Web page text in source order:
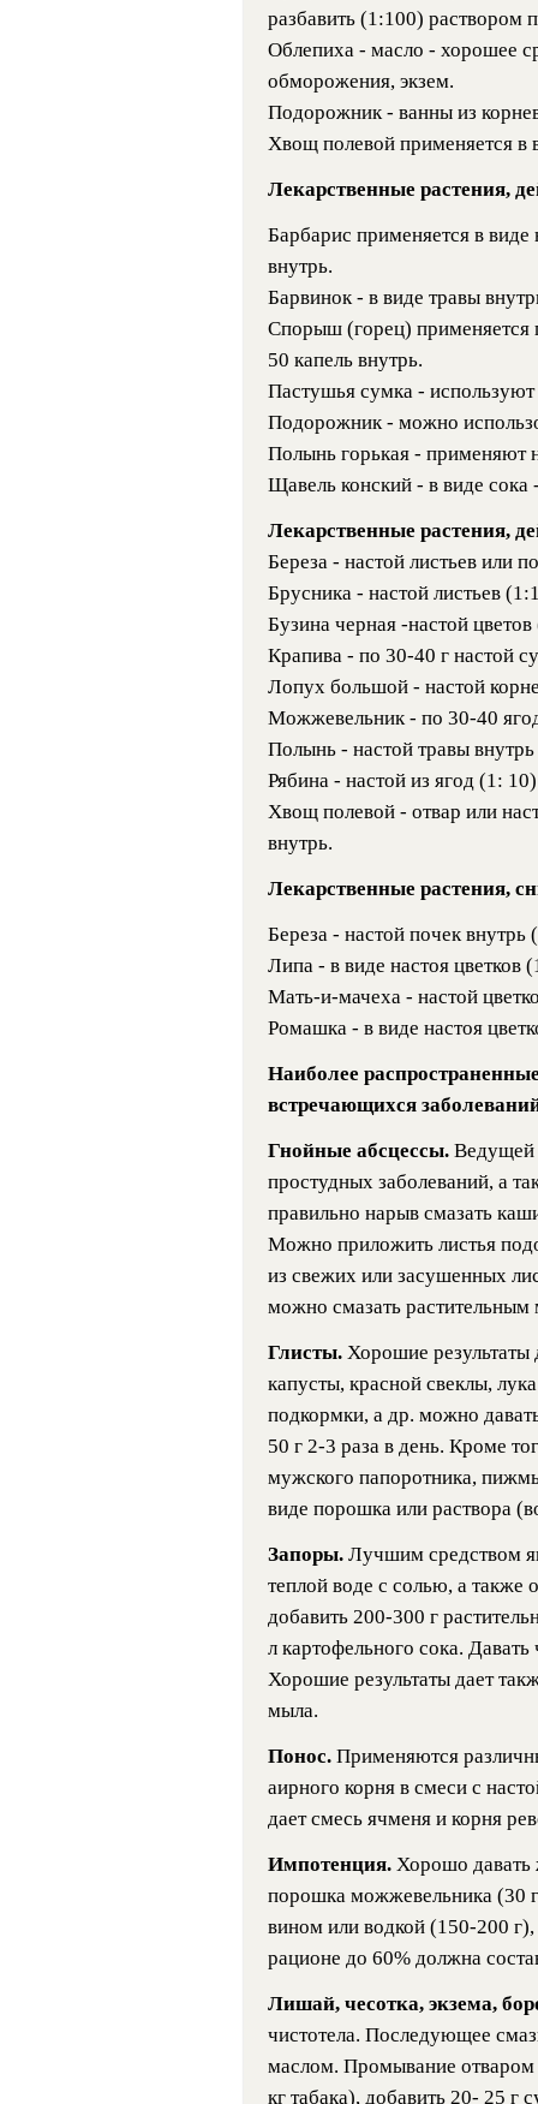
разбавить (1:100) раствором
Облепиха - масло - хорошее
обморожения, экзем.
Подорожник - ванны из
Хвощ полевой применяется в
Лекарственные растения,
Барбарис применяется в виде
внутрь.
Барвинок - в виде травы
Спорыш (горец) применяется
50 капель внутрь.
Пастушья сумка - используют
Подорожник - можно
Полынь горькая - применяют
Щавель конский - в виде сока
Лекарственные растения,
Береза - настой листьев или
Брусника - настой листьев
Бузина черная -настой
Крапива - по 30-40 г настой
Лопух большой - настой
Можжевельник - по 30-40
Полынь - настой травы внутрь
Рябина - настой из ягод (1:
Хвощ полевой - отвар или
внутрь.
Лекарственные растения,
Береза - настой почек внутрь
Липа - в виде настоя цветков
Мать-и-мачеха - настой
Ромашка - в виде настоя
Наиболее
встречающихся
Гнойные абсцессы. Ведущей
простудных заболеваний, а
правильно нарыв смазать
Можно приложить листья
из свежих или засушенных
можно смазать растительным
Глисты. Хорошие результаты
капусты, красной свеклы,
подкормки, а др. можно
50 г 2-3 раза в день. Кроме
мужского папоротника,
виде порошка или раствора
Запоры. Лучшим средством
теплой воде с солью, а также
добавить 200-300 г
л картофельного сока. Давать
Хорошие результаты дает
мыла.
Понос. Применяются
аирного корня в смеси с
дает смесь ячменя и корня
Импотенция. Хорошо давать
порошка можжевельника (30
вином или водкой (150-200
рационе до 60% должна
Лишай, чесотка, экзема,
чистотела. Последующее
маслом. Промывание отваром
кг табака), добавить 20- 25 г